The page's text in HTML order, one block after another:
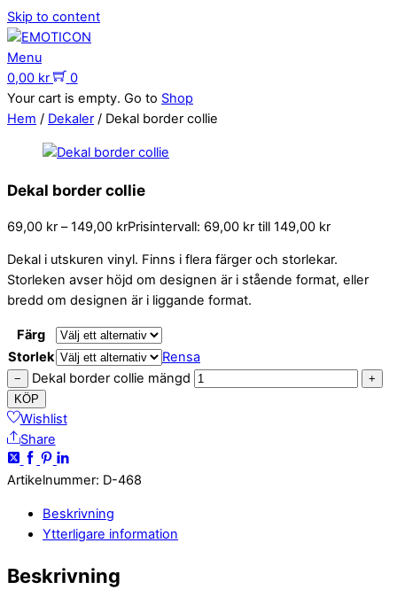
Skip to content
Menu
0,00 kr
0
Your cart is empty. Go to Shop
Hem / Dekaler / Dekal border collie
Dekal border collie
69,00 kr – 149,00 krPrisintervall: 69,00 kr till 149,00 kr
Dekal i utskuren vinyl. Finns i flera färger och storlekar.
Storleken avser höjd om designen är i stående format, eller
bredd om designen är i liggande format.
Färg
Storlek
Rensa
− Dekal border collie mängd
+
KÖP
Wishlist
Share
Artikelnummer: D-468
Beskrivning
Ytterligare information
Beskrivning